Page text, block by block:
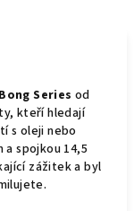
Series od
kteří hledají
s oleji nebo
spojkou 14,5
zážitek a byl